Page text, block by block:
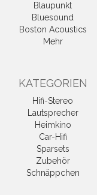
Blaupunkt
Bluesound
Boston Acoustics
Mehr
KATEGORIEN
Hifi-Stereo
Lautsprecher
Heimkino
Car-Hifi
Sparsets
Zubehör
Schnäppchen